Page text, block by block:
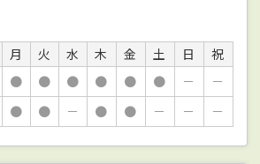
月 火 水 木 金 土 日
祝
● ● ● ● ● ● －
－
● ● － ● ● － － －